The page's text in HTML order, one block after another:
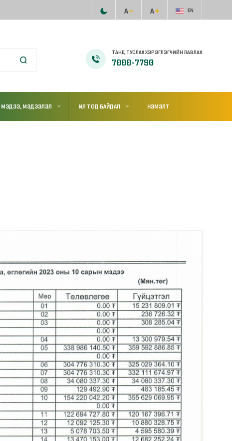
EN
ТАНД ТУСЛАХ ХЭРЭГЛЭГЧИЙН ЛАВЛАХ
7000-7790
МЭДЭЭ, МЭДЭЭЛЭЛ ИЛ ТОД БАЙДАЛ НЭМЭЛТ